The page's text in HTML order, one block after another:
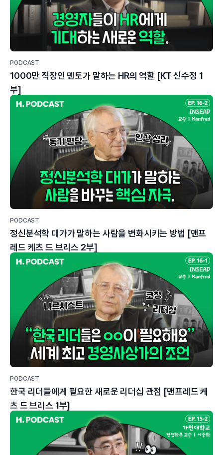
PODCAST
1000만 직장인 멘토가 말하는 HR의 역할 [KT 신수정 1
부]
PODCAST
정신분석학 대가가 말하는 사람을 변화시키는 방법 [맨프
레드 케츠 드 브리스 2부]
PODCAST
한국 리더들에게 필요한 새로운 리더십 관점 [맨프레드 케
츠 드 브리스 1부]